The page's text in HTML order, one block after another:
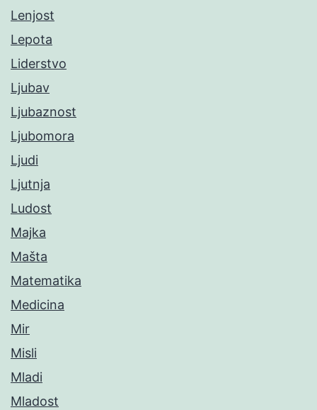
Lenjost
Lepota
Liderstvo
Ljubav
Ljubaznost
Ljubomora
Ljudi
Ljutnja
Ludost
Majka
Mašta
Matematika
Medicina
Mir
Misli
Mladi
Mladost